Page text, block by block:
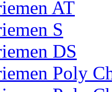
AT
S
DS
Poly